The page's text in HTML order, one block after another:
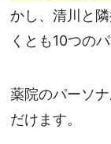
かし、清川と
くとも10つの
薬院のパーソ
だけます。